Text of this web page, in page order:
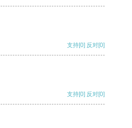
支持[0] 反对[0]
支持[0] 反对[0]